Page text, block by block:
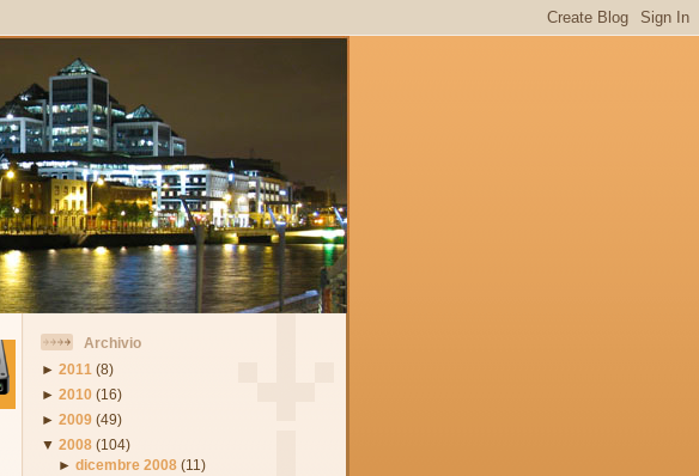
Archivio
► 2011 (8)
► 2010 (16)
► 2009 (49)
▼ 2008 (104)
►dicembre 2008 (11)